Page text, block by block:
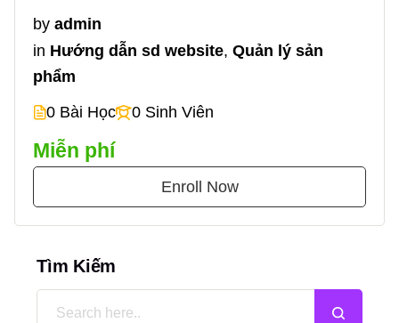
by admin
in Hướng dẫn sd website, Quản lý sản
phẩm
0 Bài Học
0 Sinh Viên
Miễn phí
Enroll Now
Tìm Kiếm